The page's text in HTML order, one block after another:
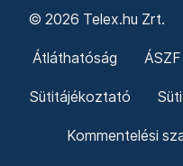
© 2026 Telex.hu Zrt.
Átláthatóság ÁSZF
Sütitájékoztató
Kommentelési